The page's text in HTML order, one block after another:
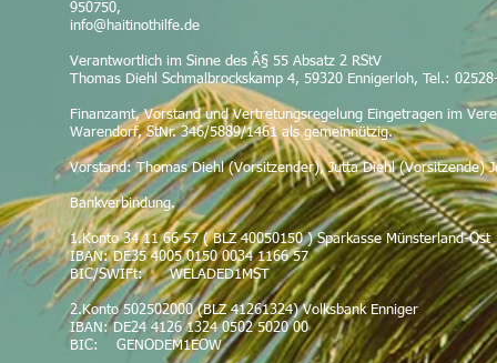
info@haitinothilfe.de
Verantwortlich im Sinne des Â§ 55 Absatz 2 RStV
Thomas Diehl Schmalbrockskamp 4, 59320 Ennigerloh, Tel.:
Finanzamt, Vorstand und Vertretungsregelung Eingetragen im
Warendorf, StNr. 346/5889/1461 als gemeinnützig.
Vorstand: Thomas Diehl (Vorsitzender), Jutta Diehl (Vorsitzende)
Bankverbindung.
1.Konto 34 11 66 57 ( BLZ 40050150 ) Sparkasse Münsterland-Ost
IBAN: DE35 4005
BIC/SWIFt: WELADED1MST
2.Konto 502502000 (BLZ 41261324) Volksbank Enniger
IBAN: DE24 4126 1324 0502 5020 00
BIC: GENODEM1EOW